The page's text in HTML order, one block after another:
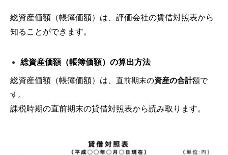
総資産価額（帳簿価額）は、評価会社の賃借対照表から
知ることができます。
総資産価額（帳簿価額）の算出方法
総資産価額（帳簿価額）は、 直前期末の資産の合計額で
す。
課税時期の直前期末の貸借対照表から読み取ります。